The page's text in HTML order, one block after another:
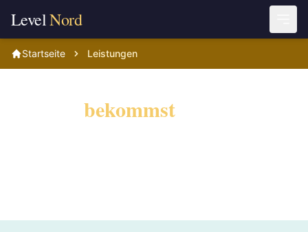
LevelNord
Startseite Leistungen
bekommst, wenn du mit